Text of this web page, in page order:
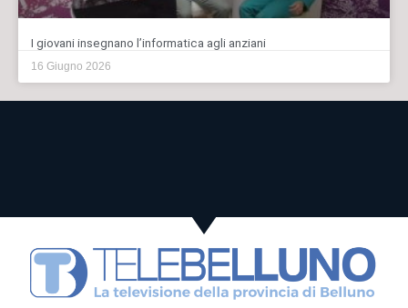
I giovani insegnano l’informatica agli anziani
16 Giugno 2026